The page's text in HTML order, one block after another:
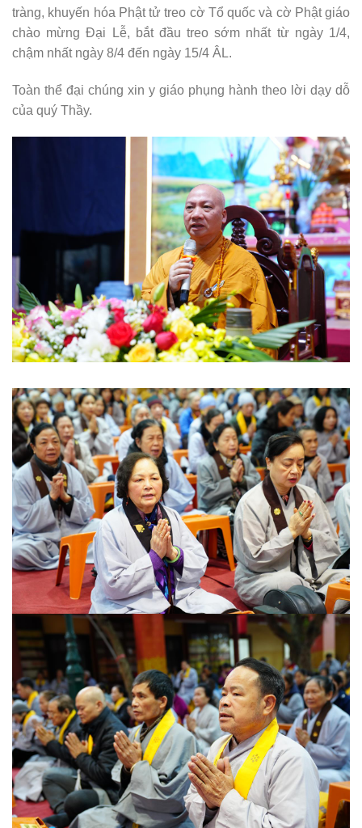
tràng, khuyến hóa Phật tử treo cờ Tổ quốc và cờ Phật giáo
chào mừng Đại Lễ, bắt đầu treo sớm nhất từ ngày 1/4,
chậm nhất ngày 8/4 đến ngày 15/4 ÂL.
Toàn thể đại chúng xin y giáo phụng hành theo lời dạy dỗ
của quý Thầy.